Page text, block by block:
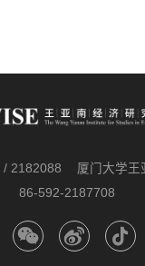
2182088
厦门大学王
86-592-2187708